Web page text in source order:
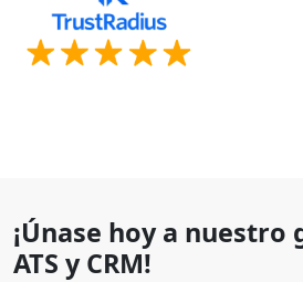
¡Únase hoy a nuestro
ATS y CRM!